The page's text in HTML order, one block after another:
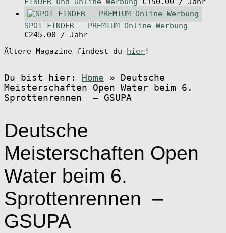
SPOT FINDER - PREMIUM Online Werbung
€245.00
/ Jahr
Ältere Magazine findest du hier!
Du bist hier: Home » Deutsche
Meisterschaften Open Water beim 6.
Sprottenrennen – GSUPA
Deutsche
Meisterschaften Open
Water beim 6.
Sprottenrennen –
GSUPA